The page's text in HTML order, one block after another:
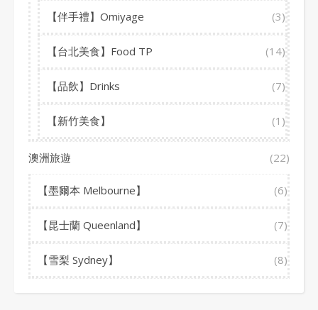
【伴手禮】Omiyage (3)
【台北美食】Food TP (14)
【品飲】Drinks (7)
【新竹美食】 (1)
澳洲旅遊 (22)
【墨爾本 Melbourne】 (6)
【昆士蘭 Queenland】 (7)
【雪梨 Sydney】 (8)